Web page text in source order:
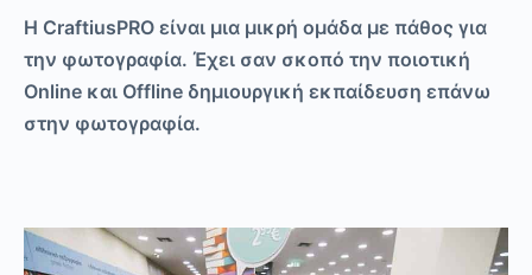
Η CraftiusPRO είναι μια μικρή ομάδα με πάθος για
την φωτογραφία. Έχει σαν σκοπό την ποιοτική
Online και Offline δημιουργική εκπαίδευση επάνω
στην φωτογραφία.